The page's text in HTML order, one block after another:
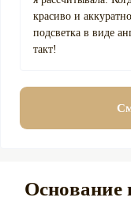
красиво и
подсветка в виде
такт!
Основание